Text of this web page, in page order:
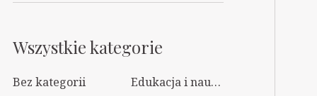
Wszystkie kategorie
Bez kategorii Edukacja i nauka